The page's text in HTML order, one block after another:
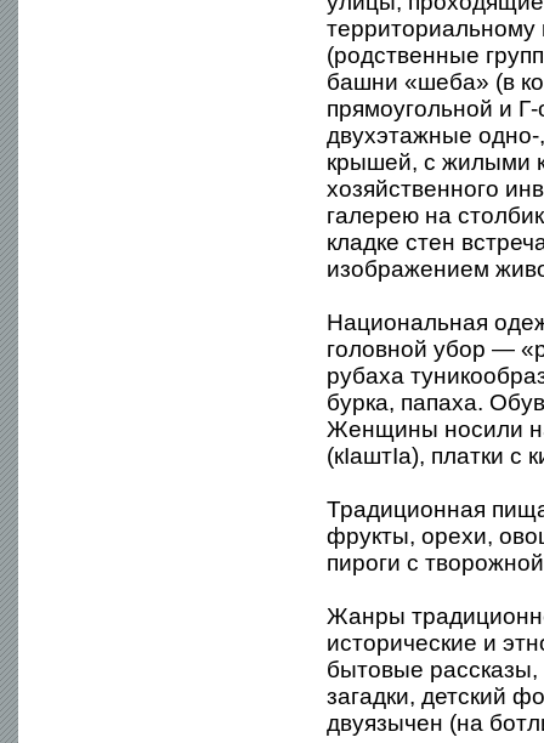
(родственные
башни «шеба» (в
прямоугольной и
двухэтажные
крышей, с жилыми
хозяйственного
галерею на
кладке стен
изображением
Национальная
головной убор —
рубаха
бурка, папаха.
Женщины носили
(кIаштIа), платки с
Традиционная
фрукты, орехи,
пироги с
Жанры
исторические и
бытовые рассказы,
загадки, детский
двуязычен (на